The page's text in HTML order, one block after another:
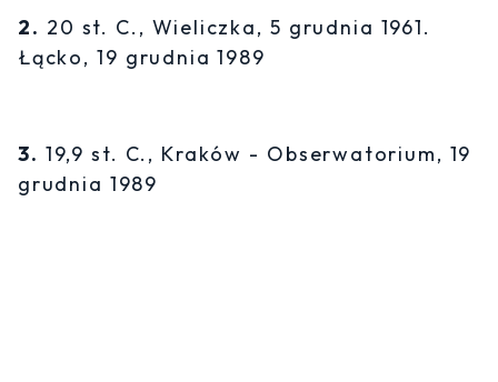
2. 20 st. C., Wieliczka, 5 grudnia 1961.
Łącko, 19 grudnia 1989
3. 19,9 st. C., Kraków - Obserwatorium, 19
grudnia 1989